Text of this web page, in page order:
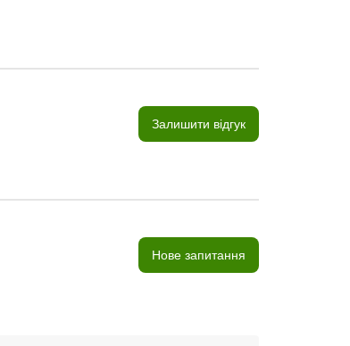
Залишити відгук
Нове запитання